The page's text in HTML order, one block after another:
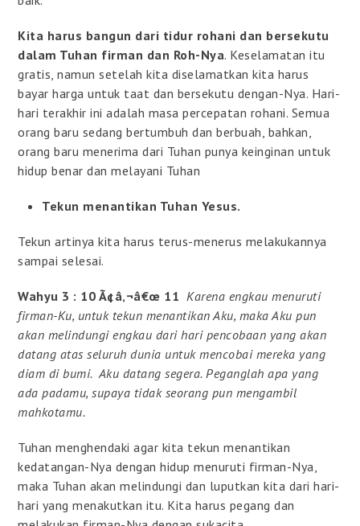
Kita harus bangun dari tidur rohani dan bersekutu
dalam Tuhan firman dan Roh-Nya. Keselamatan itu
gratis, namun setelah kita diselamatkan kita harus
bayar harga untuk taat dan bersekutu dengan-Nya. Hari-
hari terakhir ini adalah masa percepatan rohani. Semua
orang baru sedang bertumbuh dan berbuah, bahkan,
orang baru menerima dari Tuhan punya keinginan untuk
hidup benar dan melayani Tuhan
Tekun menantikan Tuhan Yesus.
Tekun artinya kita harus terus-menerus melakukannya
sampai selesai.
Wahyu 3 : 10 Ã¢â‚¬â€œ 11 Karena engkau menuruti
firman-Ku, untuk tekun menantikan Aku, maka Aku pun
akan melindungi engkau dari hari pencobaan yang akan
datang atas seluruh dunia untuk mencobai mereka yang
diam di bumi. Aku datang segera. Peganglah apa yang
ada padamu, supaya tidak seorang pun mengambil
mahkotamu.
Tuhan menghendaki agar kita tekun menantikan
kedatangan-Nya dengan hidup menuruti firman-Nya,
maka Tuhan akan melindungi dan luputkan kita dari hari-
hari yang menakutkan itu. Kita harus pegang dan